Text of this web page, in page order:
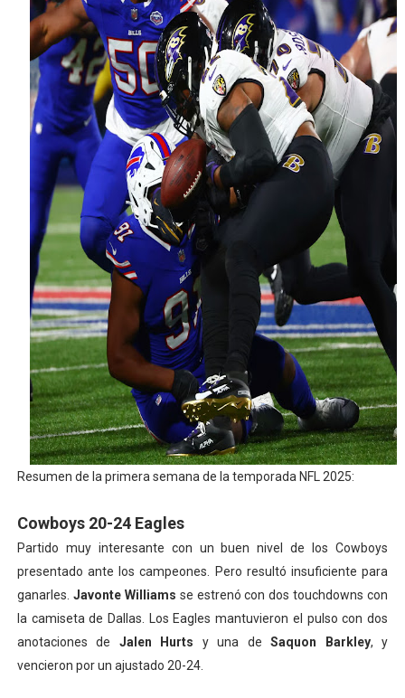
Athletes Unlimited Softball League 2026 - Las Utah
Mundial de piragüismo slalom 2026 (Oklahoma City,
Tour de Francia masculino 2026 - Tadej Pogacar
Mundial de Fórmula 1 2026 - Lando Norris consigue
Campeonato de Europa de saltos 2026 (París,
Resumen de la primera semana de la temporada NFL 2025:
Cowboys 20-24 Eagles
Partido muy interesante con un buen nivel de los Cowboys
presentado ante los campeones. Pero resultó insuficiente para
ganarles. Javonte Williams se estrenó con dos touchdowns con
la camiseta de Dallas. Los Eagles mantuvieron el pulso con dos
anotaciones de Jalen Hurts y una de Saquon Barkley, y
vencieron por un ajustado 20-24.